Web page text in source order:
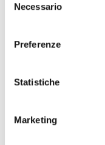
delNecessario
Preferenze
Statistiche
Marketing